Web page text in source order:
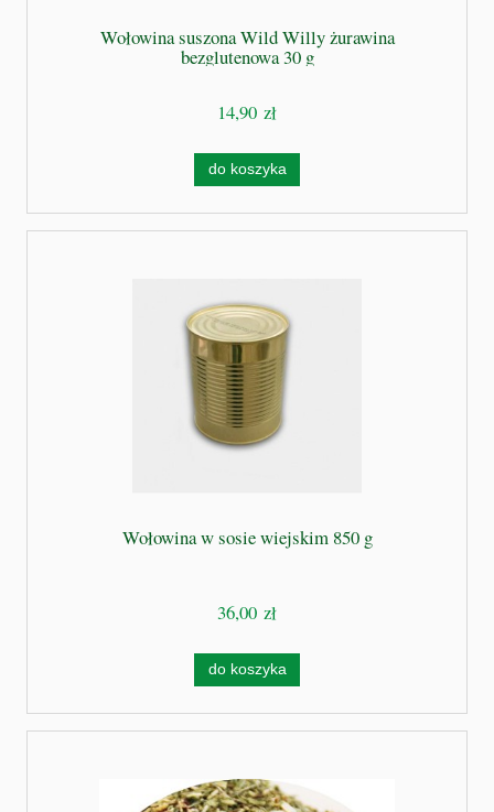
Wołowina suszona Wild Willy żurawina
bezglutenowa 30 g
14,90 zł
do koszyka
Wołowina w sosie wiejskim 850 g
36,00 zł
do koszyka